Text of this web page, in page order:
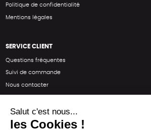
Politique de confidentialité
Mentions légales
SERVICE CLIENT
Questions fréquentes
Suivi de commande
Nous contacter
SUIVEZ-NOUS